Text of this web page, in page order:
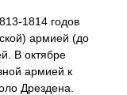
1814 годов
армией (до
В октябре
армией к
Дрездена.